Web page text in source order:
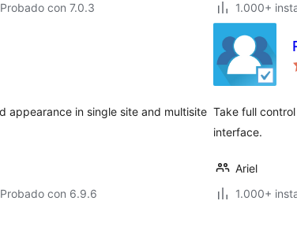
Probado con 7.0.3
1.000+
appearance in single site and multisite
Probado con 6.9.6
Take full
interface.
Ariel
1.000+